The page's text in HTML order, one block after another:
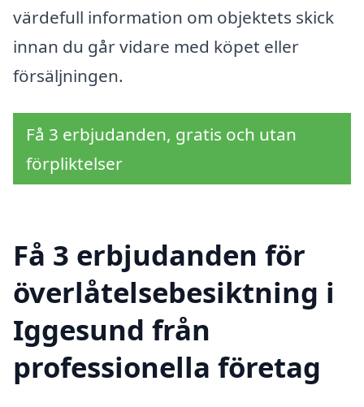
värdefull information om objektets skick
innan du går vidare med köpet eller
försäljningen.
Få 3 erbjudanden, gratis och utan
förpliktelser
Få 3 erbjudanden för
överlåtelsebesiktning i
Iggesund från
professionella företag